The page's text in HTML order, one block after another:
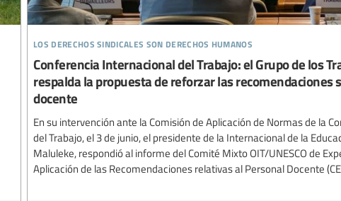
los derechos sindicales son derechos humanos
Conferencia Internacional del Trabajo: el Grupo de los
respalda la propuesta de reforzar las recomendaciones
docente
En su intervención ante la Comisión de Aplicación de Normas de la
del Trabajo, el 3 de junio, el presidente de la Internacional de la
Maluleke, respondió al informe del Comité Mixto OIT/UNESCO de
Aplicación de las Recomendaciones relativas al Personal Docente